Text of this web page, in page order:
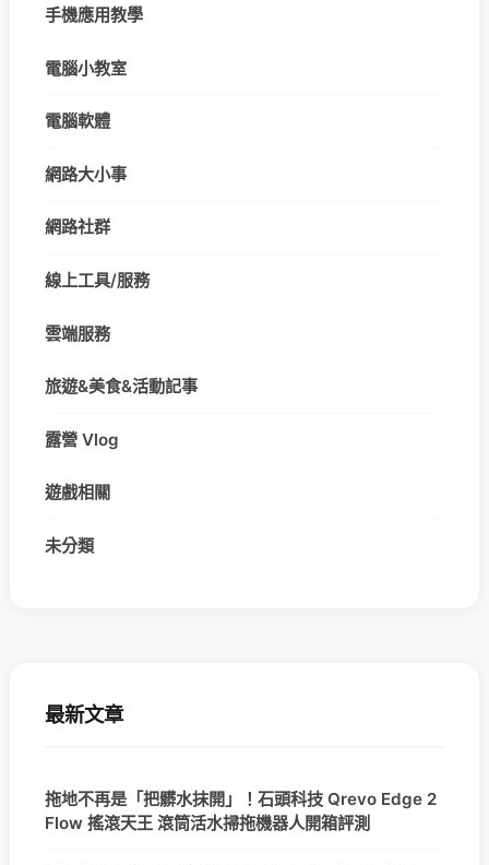
手機應用教學
電腦小教室
電腦軟體
網路大小事
網路社群
線上工具/服務
雲端服務
旅遊&美食&活動記事
露營 Vlog
遊戲相關
未分類
最新文章
拖地不再是「把髒水抹開」！石頭科技 Qrevo Edge 2
Flow 搖滾天王 滾筒活水掃拖機器人開箱評測